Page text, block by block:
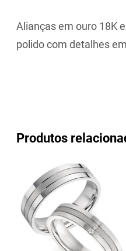
Alianças em ouro 18K
polido com detalhes
Produtos